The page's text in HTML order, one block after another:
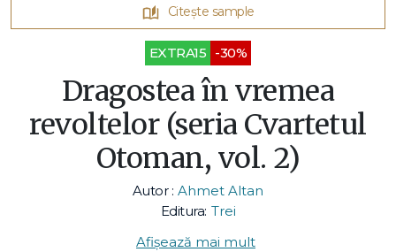
Citește sample
EXTRA15 -30%
Dragostea în vremea
revoltelor (seria Cvartetul
Otoman, vol. 2)
Autor : Ahmet Altan
Editura: Trei
Afișează mai mult